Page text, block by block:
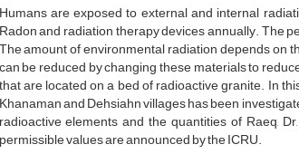
Humans are exposed to external and internal
Radon and radiation therapy devices annually. The
The amount of environmental radiation depends on
can be reduced by changing these materials to
that are located on a bed of radioactive granite. In
Khanaman and Dehsiahn villages has been
radioactive elements and the quantities of Raeq,
permissible values ​​are announced by the ICRU.